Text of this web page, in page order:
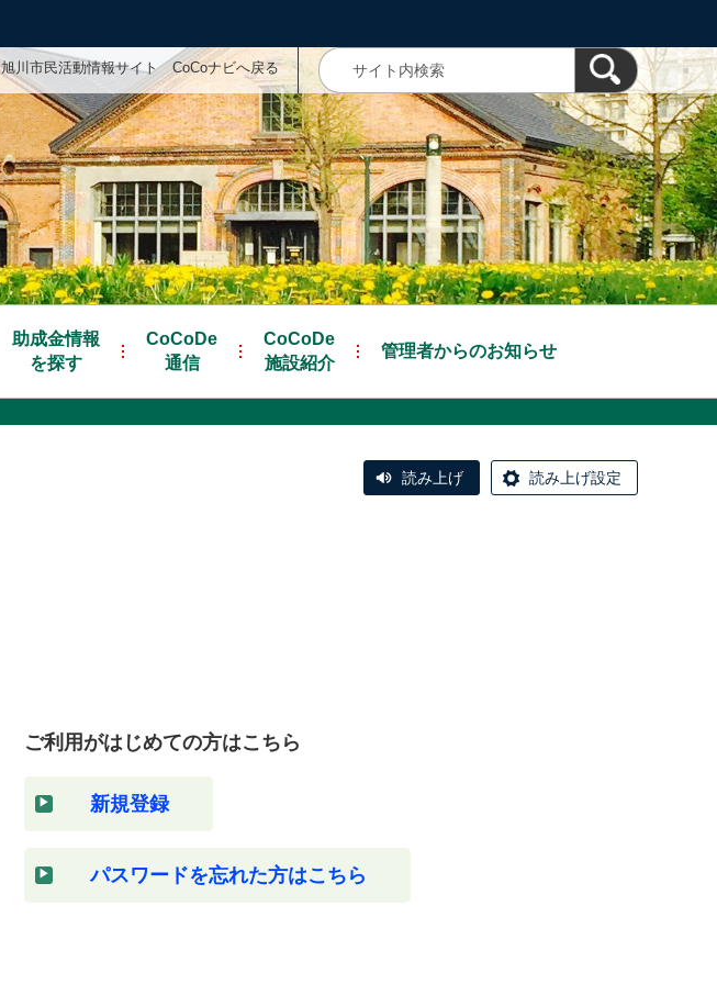
旭川市民活動情報サイト CoCoナビへ戻る
助成金情報
を探す
CoCoDe
通信
CoCoDe
施設紹介
管理者からのお知らせ
読み上げ 読み上げ設定
ご利用がはじめての方はこちら
新規登録
パスワードを忘れた方はこちら